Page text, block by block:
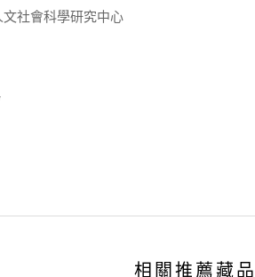
社會科學研究中心
相關推薦藏品